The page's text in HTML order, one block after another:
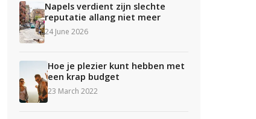
Napels verdient zijn slechte
reputatie allang niet meer
24 June 2026
Hoe je plezier kunt hebben met
een krap budget
23 March 2022